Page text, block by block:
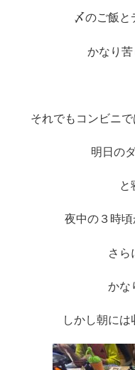
〆のご飯と
かなり
それでもコンビニ
明日の
と
夜中の３時頃
さら
かな
しかし朝には